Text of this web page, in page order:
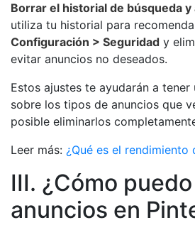
Borrar el historial de búsqueda y
utiliza tu historial para
Configuración > Seguridad y
evitar anuncios no deseados.
Estos ajustes te ayudarán a
sobre los tipos de anuncios que
posible eliminarlos
Leer más: ¿Qué es el rendimiento
III. ¿Cómo
anuncios en